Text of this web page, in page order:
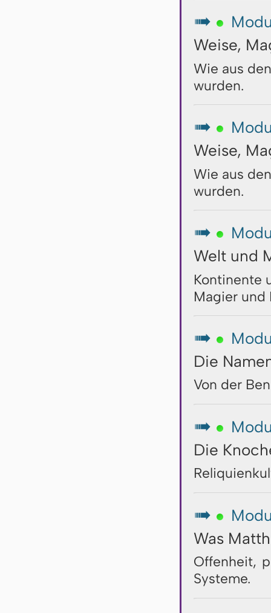
↦
Weise,
Wie aus
wurden.
↦
Weise,
Wie aus
wurden.
↦
Welt und
Kontinente
Magier und
↦
Die
Von der
↦
Die
↦
Was
Offenheit,
Systeme.